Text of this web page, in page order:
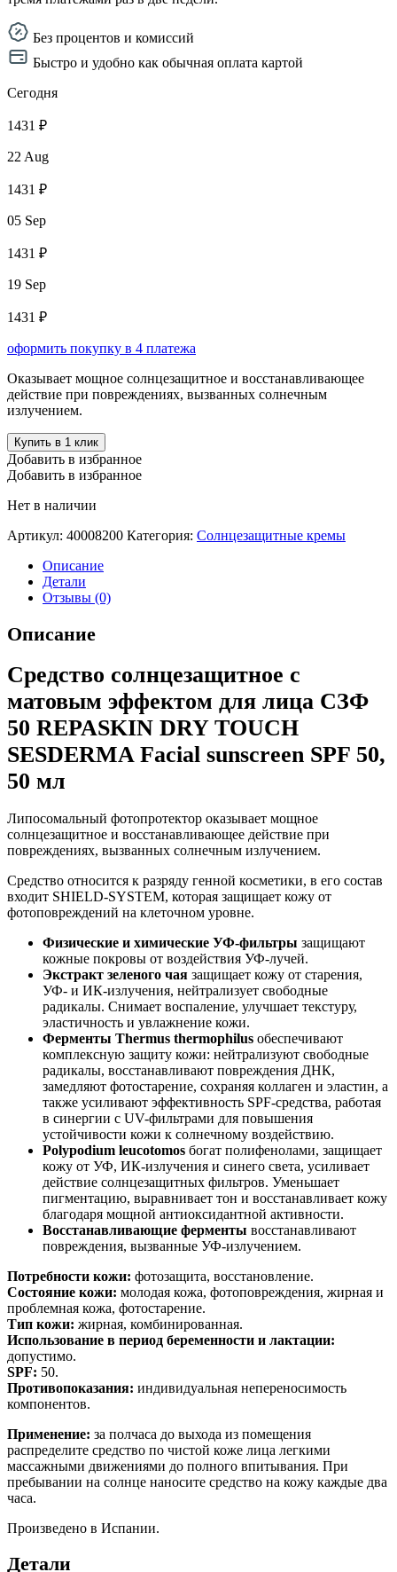
Без процентов и комиссий
Быстро и удобно как обычная оплата картой
Сегодня
1431 ₽
22 Aug
1431 ₽
05 Sep
1431 ₽
19 Sep
1431 ₽
оформить покупку в 4 платежа
Оказывает мощное солнцезащитное и восстанавливающее
действие при повреждениях, вызванных солнечным
излучением.
Купить в 1 клик
Добавить в избранное
Добавить в избранное
Нет в наличии
Артикул: 40008200 Категория: Солнцезащитные кремы
Описание
Детали
Отзывы (0)
Описание
Средство солнцезащитное с
матовым эффектом для лица СЗФ
50 REPASKIN DRY TOUCH
SESDERMA Facial sunscreen SPF 50,
50 мл
Липосомальный фотопротектор оказывает мощное
солнцезащитное и восстанавливающее действие при
повреждениях, вызванных солнечным излучением.
Средство относится к разряду генной косметики, в его состав
входит SHIELD-SYSTEM, которая защищает кожу от
фотоповреждений на клеточном уровне.
Физические и химические УФ-фильтры защищают
кожные покровы от воздействия УФ-лучей.
Экстракт зеленого чая защищает кожу от старения,
УФ- и ИК-излучения, нейтрализует свободные
радикалы. Снимает воспаление, улучшает текстуру,
эластичность и увлажнение кожи.
Ферменты Thermus thermophilus обеспечивают
комплексную защиту кожи: нейтрализуют свободные
радикалы, восстанавливают повреждения ДНК,
замедляют фотостарение, сохраняя коллаген и эластин, а
также усиливают эффективность SPF-средства, работая
в синергии с UV-фильтрами для повышения
устойчивости кожи к солнечному воздействию.
Polypodium leucotomos богат полифенолами, защищает
кожу от УФ, ИК-излучения и синего света, усиливает
действие солнцезащитных фильтров. Уменьшает
пигментацию, выравнивает тон и восстанавливает кожу
благодаря мощной антиоксидантной активности.
Восстанавливающие ферменты восстанавливают
повреждения, вызванные УФ-излучением.
Потребности кожи: фотозащита, восстановление.
Состояние кожи: молодая кожа, фотоповреждения, жирная и
проблемная кожа, фотостарение.
Тип кожи: жирная, комбинированная.
Использование в период беременности и лактации:
допустимо.
SPF: 50.
Противопоказания: индивидуальная непереносимость
компонентов.
Применение: за полчаса до выхода из помещения
распределите средство по чистой коже лица легкими
массажными движениями до полного впитывания. При
пребывании на солнце наносите средство на кожу каждые два
часа.
Произведено в Испании.
Детали